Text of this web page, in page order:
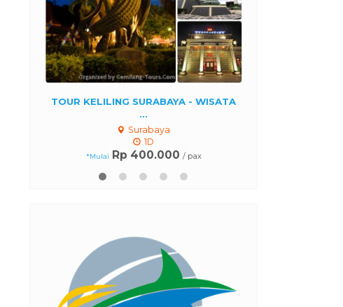
BROMO SUNRISE TOUR (MIDNIGHT) |
...
Bromo
*Mulai Rp 1.200.000 / pax